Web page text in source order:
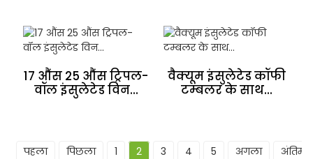
17 औंस 25 औंस ट्रिपल-
वॉल इंसुलेटेड विन...
वैक्यूम इंसुलेटेड कॉफी
टम्बलर के साथ...
पहला पिछला 1 2 3 4 5 अगला अंतिम